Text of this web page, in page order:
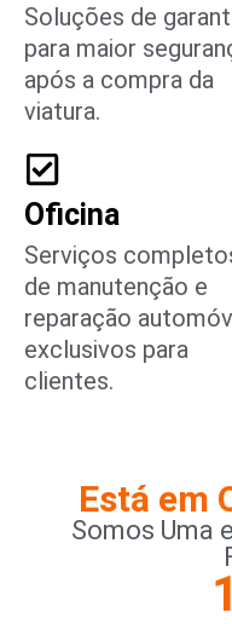
Soluções de
para maior
após a compra da
viatura.
Oficina
Serviços
de manutenção e
reparação
exclusivos para
clientes.
Está em
Somos Uma